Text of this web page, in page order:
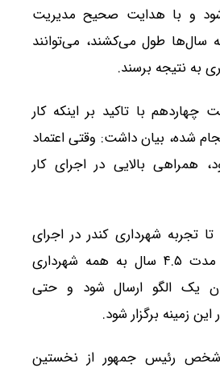
و با هدایت صحیح مدیریت
سال‌ها طول می‌کشند، می‌توانند
به نتیجه برسند.
چهاردهم با تاکید بر اینکه کار
شده، بیان داشت: وقتی اعتماد
بالایی در اجرای کار
تجربه شهرداری کندر در اجرای
بازآفرینی شهری به مدت ۴.۵ سال به همه شهرداری
یک الگو ارسال شود و حتی
زمینه برگزار شود.
شخص رئیس جمهور از نخستین